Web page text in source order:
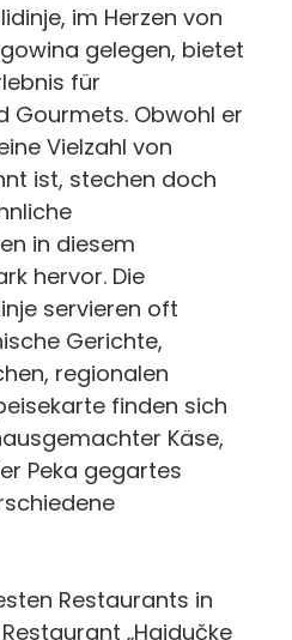
im Herzen von
gelegen, bietet
für
Gourmets. Obwohl er
Vielzahl von
ist, stechen doch
in diesem
hervor. Die
servieren oft
Gerichte,
regionalen
finden sich
Käse,
Peka gegartes
Restaurants in
„Hajdučke